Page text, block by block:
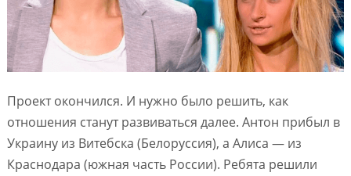
Проект окончился. И нужно было решить, как
отношения станут развиваться далее. Антон прибыл в
Украину из Витебска (Белоруссия), а Алиса — из
Краснодара (южная часть России). Ребята решили